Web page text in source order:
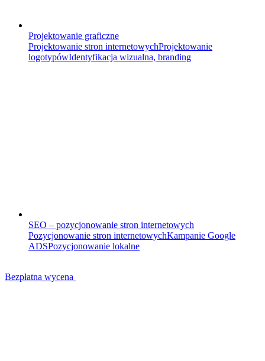
Projektowanie graficzne
Projektowanie stron internetowychProjektowanie
logotypówIdentyfikacja wizualna, branding
SEO – pozycjonowanie stron internetowych
Pozycjonowanie stron internetowychKampanie Google
ADSPozycjonowanie lokalne
Bezpłatna wycena